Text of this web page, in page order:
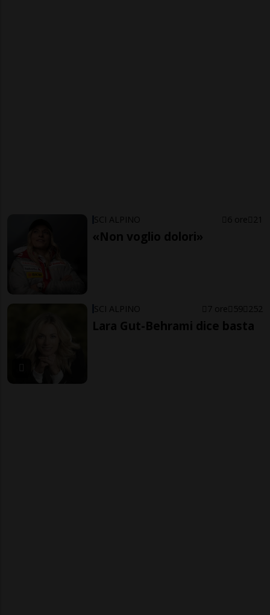
SCI ALPINO 6 ore 21
«Non voglio dolori»
SCI ALPINO 7 ore 59 252
Lara Gut-Behrami dice basta